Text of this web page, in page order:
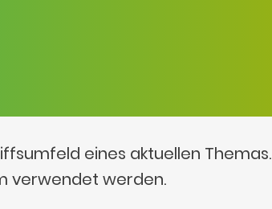
eines aktuellen Themas.
verwendet werden.